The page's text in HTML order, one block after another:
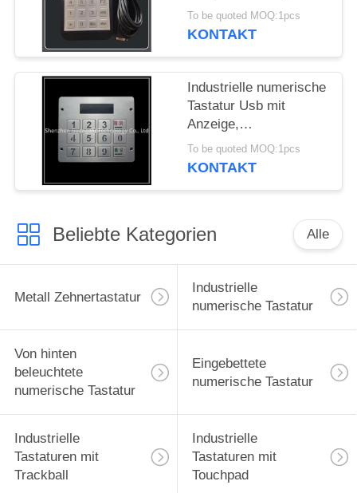
Plastik-Shells 16
To be quoted MOQ:1pcs
KONTAKT
Industrielle numerische
Tastatur Usb mit
Anzeige,
Selbstbetriebsterminal-
Tastatur mit Schirm
To be quoted MOQ:1pcs
KONTAKT
Beliebte Kategorien Alle
Metall Zehnertastatur
Industrielle
numerische Tastatur
Von hinten
beleuchtete
numerische Tastatur
Eingebettete
numerische Tastatur
Industrielle
Tastaturen mit
Trackball
Industrielle
Tastaturen mit
Touchpad